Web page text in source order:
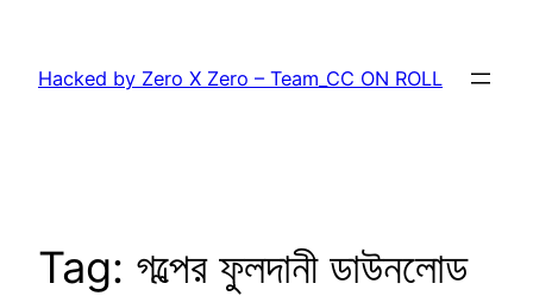
content
Hacked by Zero X Zero – Team_CC ON ROLL
Tag: গল্পের ফুলদানী ডাউনলোড